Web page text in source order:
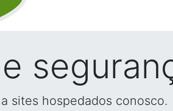
sites hospedados conosco.